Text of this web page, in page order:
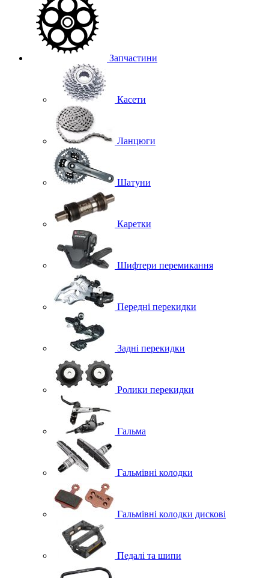
Запчастини
Касети
Ланцюги
Шатуни
Каретки
Шифтери перемикання
Передні перекидки
Задні перекидки
Ролики перекидки
Гальма
Гальмівні колодки
Гальмівні колодки дискові
Педалі та шипи